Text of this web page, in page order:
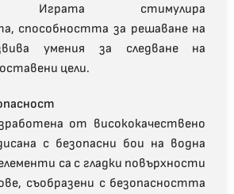
Играта стимулира
способността за решаване на
умения за следване на
цели.
от висококачествено
с безопасни бои на водна
са с гладки повърхности
съобразени с безопасността